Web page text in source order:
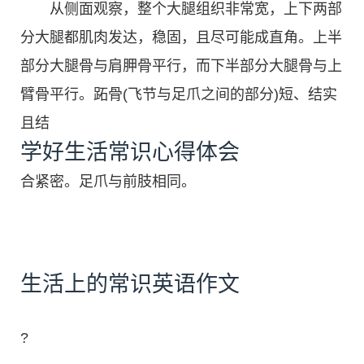
从侧面观察，整个大腿组织非常宽，上下两部
分大腿都肌肉发达，稳固，且尽可能成直角。上半
部分大腿骨与肩胛骨平行，而下半部分大腿骨与上
臂骨平行。跖骨(飞节与足爪之间的部分)短、结实
且结
学好生活常识心得体会
合紧密。足爪与前肢相同。
生活上的常识英语作文
?